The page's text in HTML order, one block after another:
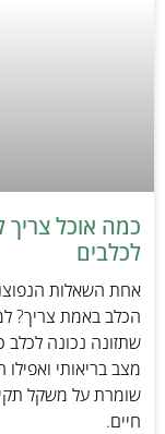
כמה אוכל צריך
לכלבים
אחת השאלות
הכלב באמת צריך?
שתזונה נכונה
מצב בריאותי
שומרת על משקל
חיים.